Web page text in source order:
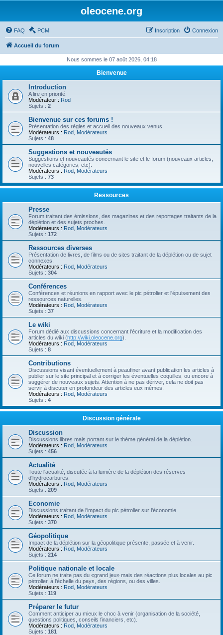
oleocene.org
FAQ PCM Connexion
Inscription
Accueil du forum
Nous sommes le 07 août 2026, 04:18
Bienvenue
Introduction
A lire en priorité.
Modérateur : Rod
Sujets : 2
Bienvenue sur ces forums !
Présentation des règles et accueil des nouveaux venus.
Modérateurs : Rod Modérateurs
Sujets : 48
Suggestions et nouveautés
Suggestions et nouveautés concernant le site et le forum (nouveaux articles,
nouvelles catégories, etc).
Modérateurs : Rod Modérateurs
Sujets : 73
Ressources
Presse
Forum traitant des émissions, des magazines et des reportages traitants de la
déplétion et des sujets proches.
Modérateurs : Rod Modérateurs
Sujets : 172
Ressources diverses
Présentation de livres, de films ou de sites traitant de la déplétion ou de sujet
connexes.
Modérateurs : Rod Modérateurs
Sujets : 304
Conférences
Conférences et réunions en rapport avec le pic pétrolier et l'épuisement des
ressources naturelles.
Modérateurs : Rod Modérateurs
Sujets : 37
Le wiki
Forum dédié aux discussions concernant l'écriture et la modification des
articles du wiki (http://wiki.oleocene.org).
Modérateurs : Rod Modérateurs
Sujets : 8
Contributions
Discussions visant éventuellement à peaufiner avant publication les articles à
publier sur le site principal et à corriger les éventuelles coquilles, ou encore à
suggérer de nouveaux sujets. Attention à ne pas dériver, cela ne doit pas
servir à discuter en profondeur des articles eux mêmes.
Modérateurs : Rod Modérateurs
Sujets : 4
Discussion générale
Discussion
Discussions libres mais portant sur le thème général de la déplétion.
Modérateurs : Rod Modérateurs
Sujets : 456
Actualité
Toute l'acualité, discutée à la lumière de la déplétion des réserves
d'hydrocarbures.
Modérateurs : Rod Modérateurs
Sujets : 209
Economie
Discussions traitant de l'impact du pic pétrolier sur l'économie.
Modérateurs : Rod Modérateurs
Sujets : 370
Géopolitique
Impact de la déplétion sur la géopolitique présente, passée et à venir.
Modérateurs : Rod Modérateurs
Sujets : 214
Politique nationale et locale
Ce forum ne traite pas du «grand jeu» mais des réactions plus locales au pic
pétrolier, à l'échelle du pays, des régions, ou des villes.
Modérateurs : Rod Modérateurs
Sujets : 119
Préparer le futur
Comment anticiper au mieux le choc à venir (organisation de la société,
questions politiques, conseils financiers, etc).
Modérateurs : Rod Modérateurs
Sujets : 181